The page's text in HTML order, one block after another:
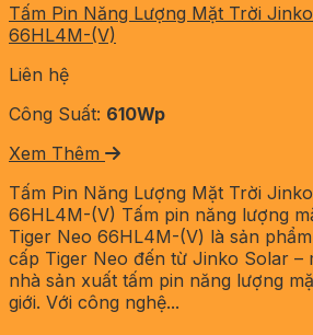
Tấm Pin Năng Lượng Mặt Trời
66HL4M-(V)
Liên hệ
Công Suất: 610Wp
Xem Thêm
Tấm Pin Năng Lượng Mặt Trời
66HL4M-(V) Tấm pin năng lượng
Tiger Neo 66HL4M-(V) là sản
cấp Tiger Neo đến từ Jinko Solar –
nhà sản xuất tấm pin năng lượng
giới. Với công nghệ...